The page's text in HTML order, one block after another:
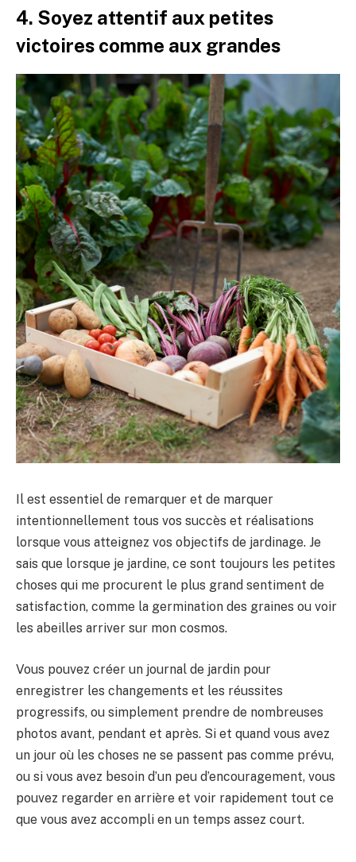
4. Soyez attentif aux petites
victoires comme aux grandes
Il est essentiel de remarquer et de marquer
intentionnellement tous vos succès et réalisations
lorsque vous atteignez vos objectifs de jardinage. Je
sais que lorsque je jardine, ce sont toujours les petites
choses qui me procurent le plus grand sentiment de
satisfaction, comme la germination des graines ou voir
les abeilles arriver sur mon cosmos.
Vous pouvez créer un journal de jardin pour
enregistrer les changements et les réussites
progressifs, ou simplement prendre de nombreuses
photos avant, pendant et après. Si et quand vous avez
un jour où les choses ne se passent pas comme prévu,
ou si vous avez besoin d’un peu d’encouragement, vous
pouvez regarder en arrière et voir rapidement tout ce
que vous avez accompli en un temps assez court.